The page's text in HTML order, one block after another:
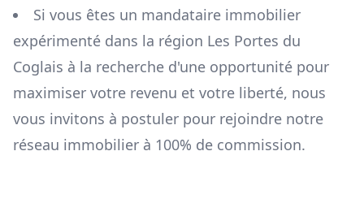
Si vous êtes un mandataire immobilier
expérimenté dans la région Les Portes du
Coglais à la recherche d'une opportunité pour
maximiser votre revenu et votre liberté, nous
vous invitons à postuler pour rejoindre notre
réseau immobilier à 100% de commission.